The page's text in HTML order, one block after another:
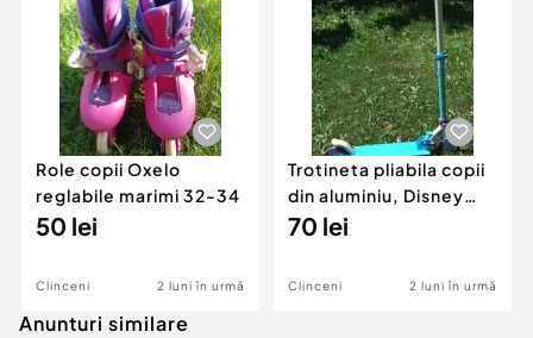
Role copii Oxelo
reglabile marimi 32-34
50 lei
Clinceni 2 luni în urmă
Trotineta pliabila copii
din aluminiu, Disney
Frozen 2
70 lei
Clinceni 2 luni în urmă
Anunturi similare